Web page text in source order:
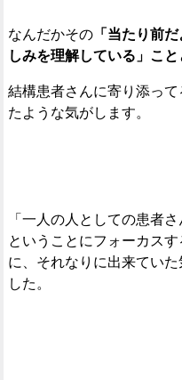
なんだかその 「当たり前
しみを理解している」こ
結構患者さんに寄り添っ
たような気がします。
「一人の人としての患者
ということにフォーカス
に、それなりに出来てい
した。